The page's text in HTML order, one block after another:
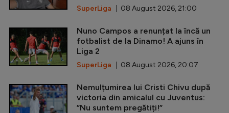
SuperLiga | 08 August 2026, 21:00
Nuno Campos a renunțat la încă un
fotbalist de la Dinamo! A ajuns în
Liga 2
SuperLiga | 08 August 2026, 20:07
Nemulțumirea lui Cristi Chivu după
victoria din amicalul cu Juventus:
”Nu suntem pregătiți!”